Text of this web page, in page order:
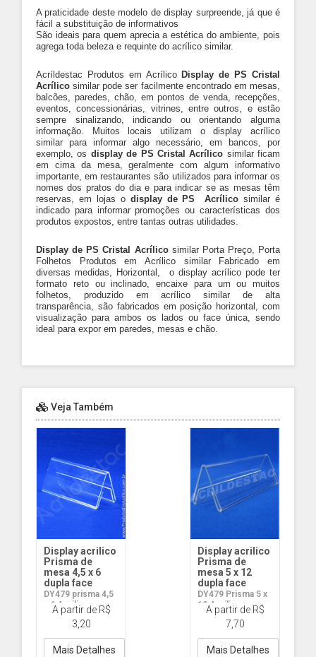
A praticidade deste modelo de display surpreende, já que é
fácil a substituição de informativos
São ideais para quem aprecia a estética do ambiente, pois
agrega toda beleza e requinte do acrílico similar.
Acríldestac Produtos em Acrílico Display de PS Cristal
Acrílico similar pode ser facilmente encontrado em mesas,
balcões, paredes, chão, em pontos de venda, recepções,
eventos, concessionárias, vitrines, entre outros, e estão
sempre sinalizando, indicando ou orientando alguma
informação. Muitos locais utilizam o display acrílico
similar para informar algo necessário, em bancos, por
exemplo, os display de PS Cristal Acrílico similar ficam
em cima da mesa, geralmente com algum informativo
importante, em restaurantes são utilizados para informar os
nomes dos pratos do dia e para indicar se as mesas têm
reservas, em lojas o display de PS Acrílicosimilar é
indicado para informar promoções ou características dos
produtos expostos, entre tantas outras utilidades.
Display de PS Cristal AcrílicosimilarPorta Preço, Porta
Folhetos Produtos em Acrílico similar Fabricado em
diversas medidas, Horizontal, o display acrílico pode ter
formato reto ou inclinado, encaixe para um ou muitos
folhetos, produzido em acrílico similar de alta
transparência, são fabricados em posição horizontal, com
visualização para ambos os lados ou face única, sendo
ideal para expor em paredes, mesas e chão.
Veja Também
Display acrilico
Prisma de
mesa 4,5 x 6
dupla face
DY479 prisma 4,5
x 6 Acrilico
A partir de R$
3,20
Mais Detalhes
Display acrilico
Prisma de
mesa 5 x 12
dupla face
DY479 Prisma 5 x
12 Acrilico
A partir de R$
7,70
Mais Detalhes